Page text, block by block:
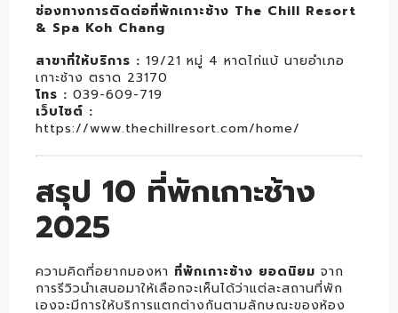
ช่องทางการติดต่อที่พักเกาะช้าง The Chill Resort
& Spa Koh Chang
สาขาที่ให้บริการ : 19/21 หมู่ 4 หาดไก่แบ้ นายอำเภอ
เกาะช้าง ตราด 23170
โทร : 039-609-719
เว็บไซต์ :
https://www.thechillresort.com/home/
สรุป 10 ที่พักเกาะช้าง
2025
ความคิดที่อยากมองหา ที่พักเกาะช้าง ยอดนิยม จาก
การรีวิวนำเสนอมาให้เลือกจะเห็นได้ว่าแต่ละสถานที่พัก
เองจะมีการให้บริการแตกต่างกันตามลักษณะของห้อง